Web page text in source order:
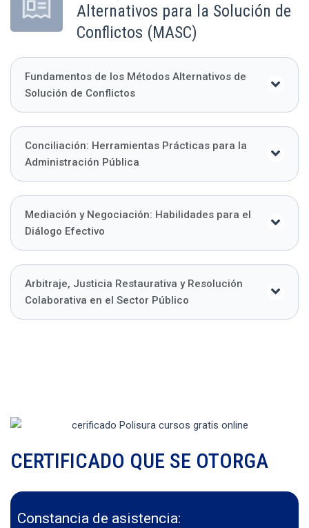
Alternativos para la Solución de
Conflictos (MASC)
Fundamentos de los Métodos Alternativos de
Solución de Conflictos
Conciliación: Herramientas Prácticas para la
Administración Pública
Mediación y Negociación: Habilidades para el
Diálogo Efectivo
Arbitraje, Justicia Restaurativa y Resolución
Colaborativa en el Sector Público
CERTIFICADO QUE SE OTORGA
Constancia de asistencia: